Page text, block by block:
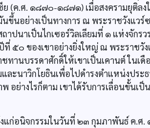
ย (ค.ศ. ๑๘๗๐-๑๘๗๑) เมื่อสงครามยุติล
ขึ้นอย่างเป็นทางการ ณ พระราชวังแวร์
ปนาเป็นไกเซอร์วิลเลียมที่ ๑ แห่งจักรว
๕๐ ของเขาอย่างยิ่งใหญ่ ณ พระราชวั
ทานบรรดาศักดิ์ให้เขาเป็นเคานต์ ในเ
ละนาวิกโยธินเพื่อไปดำรงตำแหน่งปร
อย่างไรก็ตาม เขาได้รับการเลื่อนขั้นเ
แก่อนิจกรรมในวันที่ ๒๓ กุมภาพันธ์ ค.ศ.